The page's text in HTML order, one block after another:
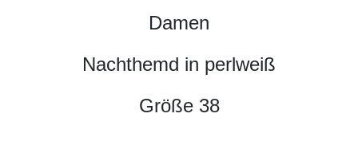
Damen
Nachthemd in perlweiß
Größe 38